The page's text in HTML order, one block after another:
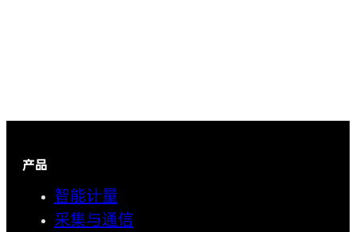
产品
智能计量
采集与通信